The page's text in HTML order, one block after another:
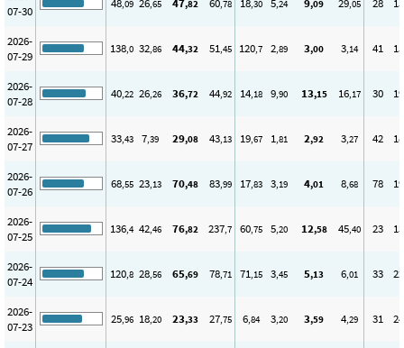
07-30
48,09 26,65 47,82 60,78 18,30 5,24 9,09 29,05 28 15
2026-
07-29
138,0 32,86 44,32 51,45 120,7 2,89 3,00 3,14 41 15
2026-
07-28
40,22 26,26 36,72 44,92 14,18 9,90 13,15 16,17 30 19
2026-
07-27
33,43 7,39 29,08 43,13 19,67 1,81 2,92 3,27 42 18
2026-
07-26
68,55 23,13 70,48 83,99 17,83 3,19 4,01 8,68 78 19
2026-
07-25
136,4 42,46 76,82 237,7 60,75 5,20 12,58 45,40 23 13
2026-
07-24
120,8 28,56 65,69 78,71 71,15 3,45 5,13 6,01 33 22
2026-
07-23
25,96 18,20 23,33 27,75 6,84 3,20 3,59 4,29 31 24